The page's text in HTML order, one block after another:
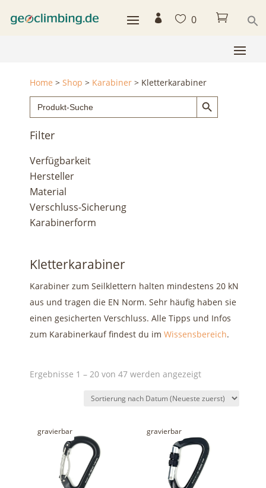
  0 
Home > Shop > Karabiner> Kletterkarabiner
Search
for:
Search Button
Filter
Verfügbarkeit
Hersteller
Material
Verschluss-Sicherung
Karabinerform
Kletterkarabiner
Karabiner zum Seilklettern halten mindestens 20 kN
aus und tragen die EN Norm. Sehr häufig haben sie
einen gesicherten Verschluss. Alle Tipps und Infos
zum Karabinerkauf findest du im Wissensbereich.
Ergebnisse 1 – 20 von 47 werden angezeigtNach
sortiert
gravierbar gravierbar